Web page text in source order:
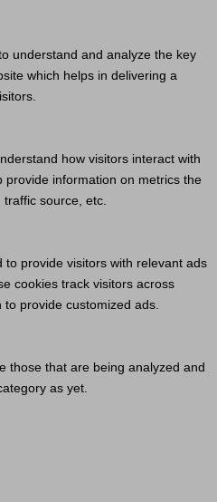
understand and analyze the key
which helps in delivering a
how visitors interact with
information on metrics the
source, etc.
provide visitors with relevant ads
cookies track visitors across
provide customized ads.
those that are being analyzed and
as yet.